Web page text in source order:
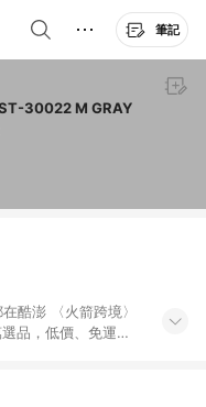
筆記
DAIWA 大和 長袖帽T ST-30022 M GRAY
酷澎 〈火箭跨境〉
品，低價、免運，
跨境優質選品不限金